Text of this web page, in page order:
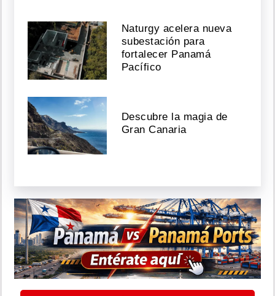
Naturgy acelera nueva
subestación para
fortalecer Panamá
Pacífico
Descubre la magia de
Gran Canaria